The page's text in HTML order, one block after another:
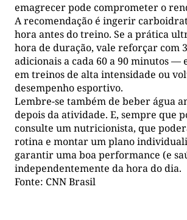
emagrecer pode comprometer o
A recomendação é ingerir
hora antes do treino. Se a prática
hora de duração, vale reforçar com
adicionais a cada 60 a 90 minutos —
em treinos de alta intensidade ou
desempenho esportivo.
Lembre-se também de beber água
depois da atividade. E, sempre que
consulte um nutricionista, que
rotina e montar um plano
garantir uma boa performance (e
independentemente da hora do dia.
Fonte: CNN Brasil